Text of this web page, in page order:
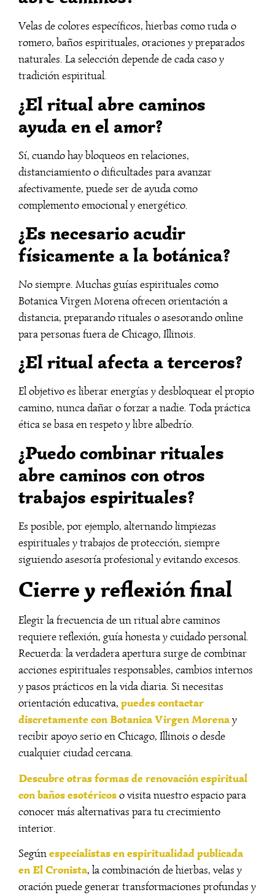
Velas de colores específicos, hierbas como ruda o
romero, baños espirituales, oraciones y preparados
naturales. La selección depende de cada caso y
tradición espiritual.
¿El ritual abre caminos
ayuda en el amor?
Sí, cuando hay bloqueos en relaciones,
distanciamiento o dificultades para avanzar
afectivamente, puede ser de ayuda como
complemento emocional y energético.
¿Es necesario acudir
físicamente a la botánica?
No siempre. Muchas guías espirituales como
Botanica Virgen Morena ofrecen orientación a
distancia, preparando rituales o asesorando online
para personas fuera de Chicago, Illinois.
¿El ritual afecta a terceros?
El objetivo es liberar energías y desbloquear el propio
camino, nunca dañar o forzar a nadie. Toda práctica
ética se basa en respeto y libre albedrío.
¿Puedo combinar rituales
abre caminos con otros
trabajos espirituales?
Es posible, por ejemplo, alternando limpiezas
espirituales y trabajos de protección, siempre
siguiendo asesoría profesional y evitando excesos.
Cierre y reflexión final
Elegir la frecuencia de un ritual abre caminos
requiere reflexión, guía honesta y cuidado personal.
Recuerda: la verdadera apertura surge de combinar
acciones espirituales responsables, cambios internos
y pasos prácticos en la vida diaria. Si necesitas
orientación educativa, puedes contactar
discretamente con Botanica Virgen Morenay
recibir apoyo serio en Chicago, Illinois o desde
cualquier ciudad cercana.
Descubre otras formas de renovación espiritual
con baños esotéricoso visita nuestro espacio para
conocer más alternativas para tu crecimiento
interior.
Segúnespecialistas en espiritualidad publicada
en El Cronista, la combinación de hierbas, velas y
oración puede generar transformaciones profundas y